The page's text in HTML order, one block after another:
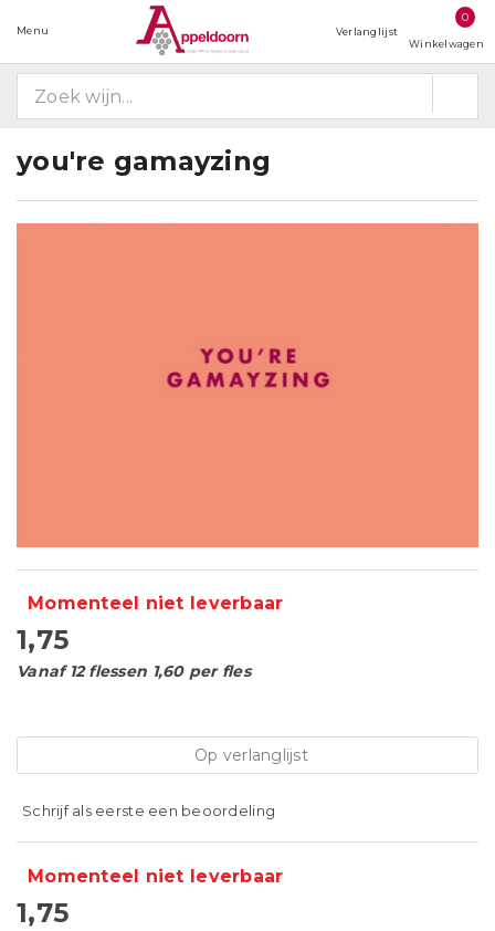
Menu Verlanglijst
0
Winkelwagen
you're gamayzing
Momenteel niet leverbaar
1,75
Vanaf 12 flessen 1,60 per fles
Op verlanglijst
Schrijf als eerste een beoordeling
Momenteel niet leverbaar
1,75